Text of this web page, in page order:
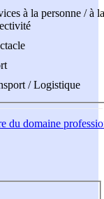
à la personne / à la
/ Logistique
du domaine